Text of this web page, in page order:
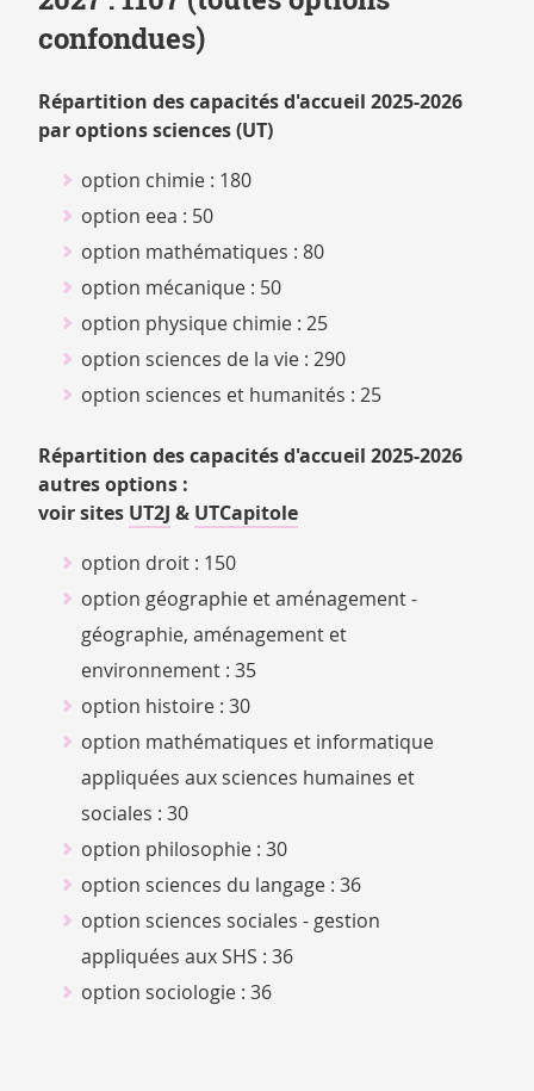
confondues)
Répartition des capacités d'accueil 2025-2026
par options sciences (UT)
option chimie : 180
option eea : 50
option mathématiques : 80
option mécanique : 50
option physique chimie : 25
option sciences de la vie : 290
option sciences et humanités : 25
Répartition des capacités d'accueil 2025-2026
autres options :
voir sites UT2J & UTCapitole
option droit : 150
option géographie et aménagement -
géographie, aménagement et
environnement : 35
option histoire : 30
option mathématiques et informatique
appliquées aux sciences humaines et
sociales : 30
option philosophie : 30
option sciences du langage : 36
option sciences sociales - gestion
appliquées aux SHS : 36
option sociologie : 36